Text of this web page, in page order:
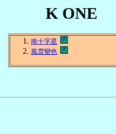
K ONE
南十字星
風雲變色